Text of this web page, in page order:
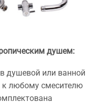
душем:
душевой или ванной
к любому смесителю